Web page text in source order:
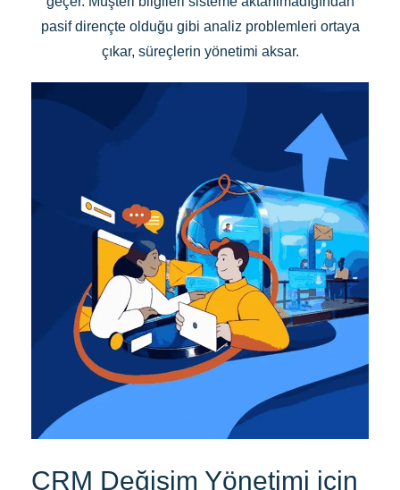
pasif dirençte olduğu gibi analiz problemleri ortaya
çıkar, süreçlerin yönetimi aksar.
CRM Değişim Yönetimi için